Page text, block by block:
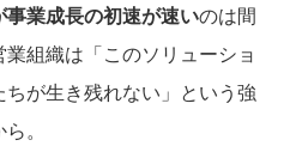
事業成長の初速が速いのは間
組織は「このソリューショ
が生き残れない」という強
。